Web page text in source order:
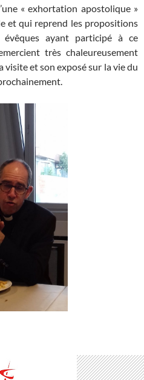
« exhortation apostolique »
et qui reprend les propositions
ayant participé à ce
très chaleureusement
et son exposé sur la vie du